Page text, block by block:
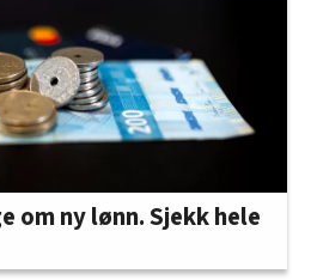
om ny lønn. Sjekk hele